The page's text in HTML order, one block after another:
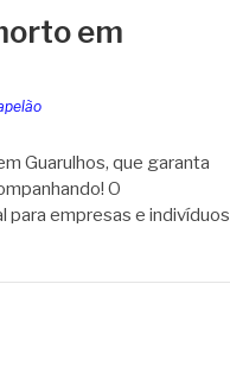
em
Guarulhos, que garanta
O
empresas e indivíduos